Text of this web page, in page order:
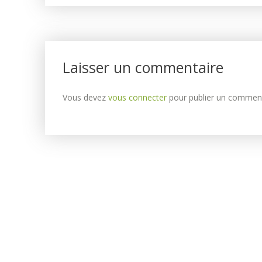
Laisser un commentaire
Vous devez vous connecter pour publier un